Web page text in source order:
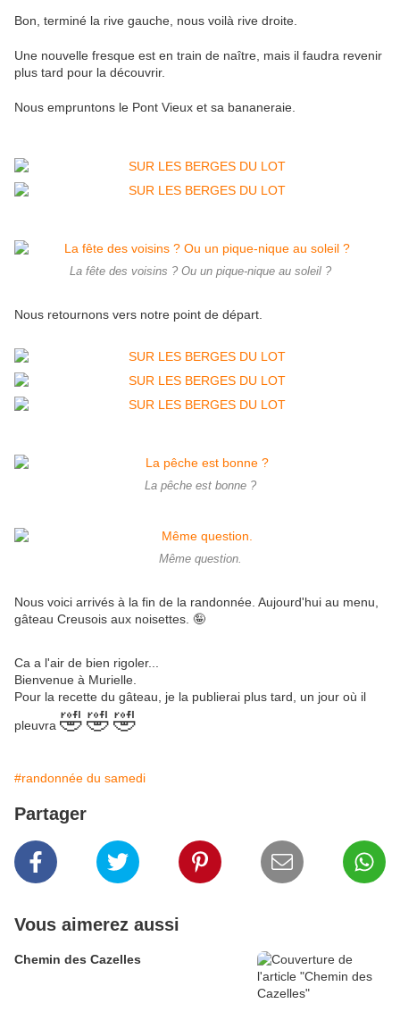
Bon, terminé la rive gauche, nous voilà rive droite.
Une nouvelle fresque est en train de naître, mais il faudra revenir
plus tard pour la découvrir.
Nous empruntons le Pont Vieux et sa bananeraie.
La fête des voisins ? Ou un pique-nique au soleil ?
Nous retournons vers notre point de départ.
La pêche est bonne ?
Même question.
Nous voici arrivés à la fin de la randonnée. Aujourd'hui au menu,
gâteau Creusois aux noisettes. 🤪
Ca a l'air de bien rigoler...
Bienvenue à Murielle.
Pour la recette du gâteau, je la publierai plus tard, un jour où il
pleuvra 🤣🤣🤣
#randonnée du samedi
Partager
Vous aimerez aussi
Chemin des Cazelles